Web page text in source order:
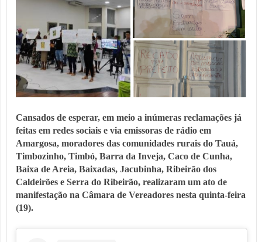
Cansados de esperar, em meio a inúmeras reclamações já
feitas em redes sociais e via emissoras de rádio em
Amargosa, moradores das comunidades rurais do Tauá,
Timbozinho, Timbó, Barra da Inveja, Caco de Cunha,
Baixa de Areia, Baixadas, Jacubinha, Ribeirão dos
Caldeirões e Serra do Ribeirão, realizaram um ato de
manifestação na Câmara de Vereadores nesta quinta-feira
(19).